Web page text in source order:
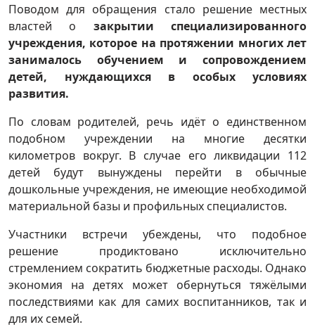
Поводом для обращения стало решение местных
властей о закрытии специализированного
учреждения, которое на протяжении многих лет
занималось обучением и сопровождением
детей, нуждающихся в особых условиях
развития.
По словам родителей, речь идёт о единственном
подобном учреждении на многие десятки
километров вокруг. В случае его ликвидации 112
детей будут вынуждены перейти в обычные
дошкольные учреждения, не имеющие необходимой
материальной базы и профильных специалистов.
Участники встречи убеждены, что подобное
решение продиктовано исключительно
стремлением сократить бюджетные расходы. Однако
экономия на детях может обернуться тяжёлыми
последствиями как для самих воспитанников, так и
для их семей.